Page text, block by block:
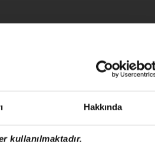
Hakkında
kullanılmaktadır.